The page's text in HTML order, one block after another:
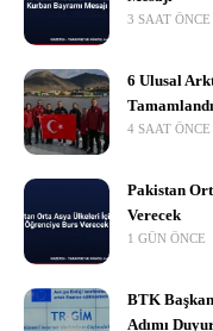
3 SAAT ÖNCE
6 Ulusal
Tamamlandı
4 SAAT ÖNCE
Pakistan
Verecek
1 GÜN ÖNCE
BTK
Adımı